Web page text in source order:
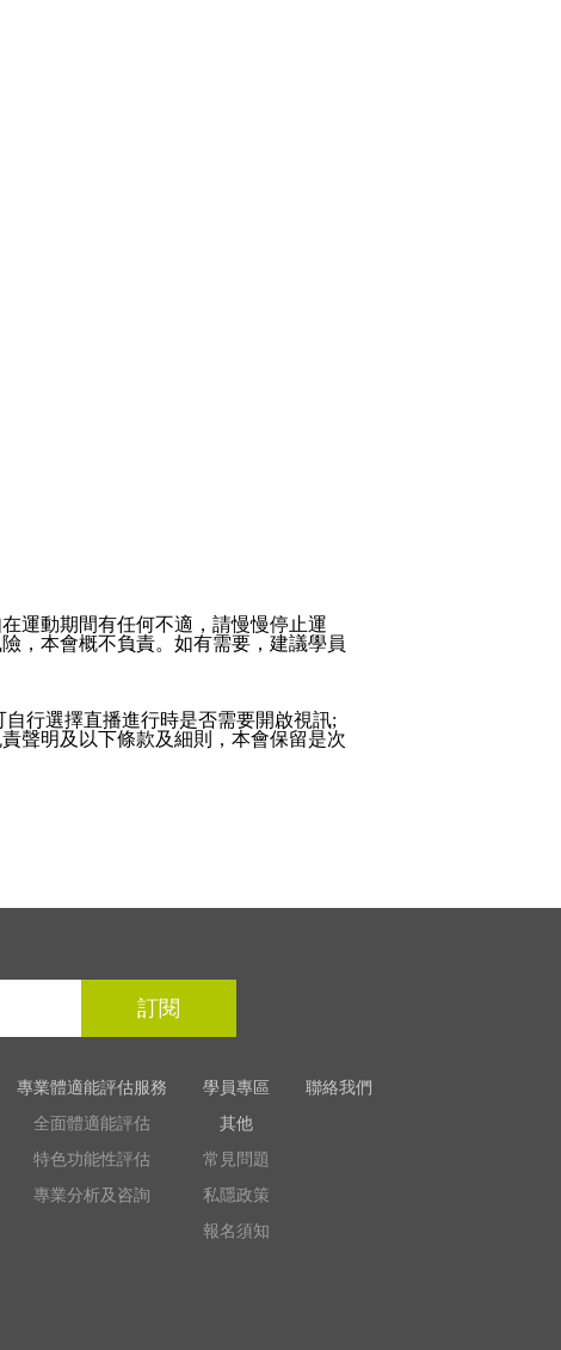
運動期間有任何不適，請慢慢停止運
，本會概不負責。如有需要，建議學員
行選擇直播進行時是否需要開啟視訊;
聲明及以下條款及細則，本會保留是次
訂閱
專業體適能評估服務
全面體適能評估
特色功能性評估
專業分析及咨詢
學員專區
聯絡我們
其他
常見問題
私隱政策
報名須知